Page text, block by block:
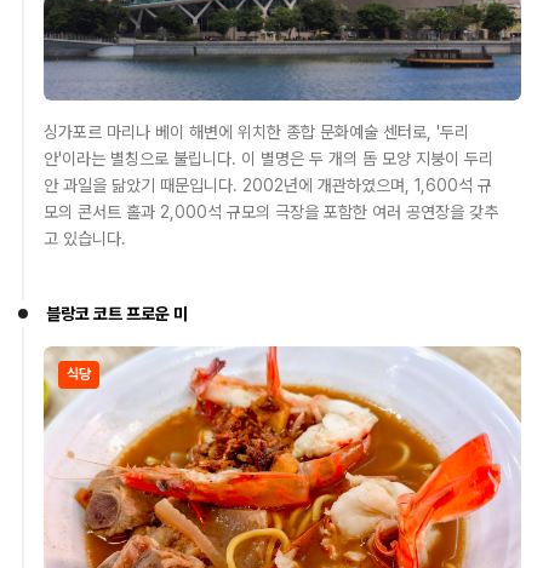
싱가포르 마리나 베이 해변에 위치한 종합 문화예술 센터로, '두리
안'이라는 별칭으로 불립니다. 이 별명은 두 개의 돔 모양 지붕이 두리
안 과일을 닮았기 때문입니다. 2002년에 개관하였으며, 1,600석 규
모의 콘서트 홀과 2,000석 규모의 극장을 포함한 여러 공연장을 갖추
고 있습니다.
블랑코 코트 프로운 미
식당